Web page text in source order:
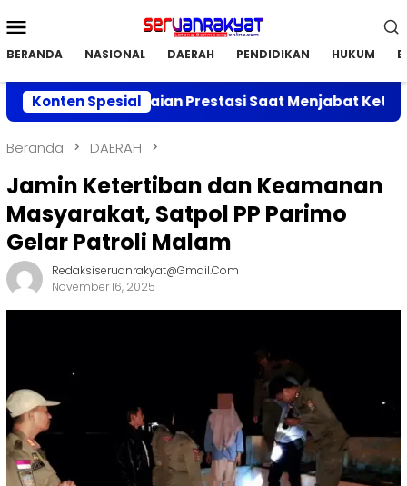
ke
Mobile
BERANDA NASIONAL DAERAH PENDIDIKAN HUKUM
Konten Spesial
Capaian Prestasi Saat Menjabat Ketua DPC APRI
Beranda DAERAH
Jamin Ketertiban dan Keamanan
Masyarakat, Satpol PP Parimo
Gelar Patroli Malam
Redaksiseruanrakyat@gmail.com
November 16, 2025